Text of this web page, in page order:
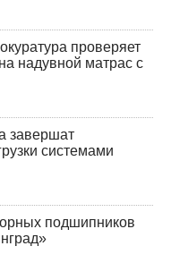
проверяет
надувной матрас с
завершат
системами
подшипников